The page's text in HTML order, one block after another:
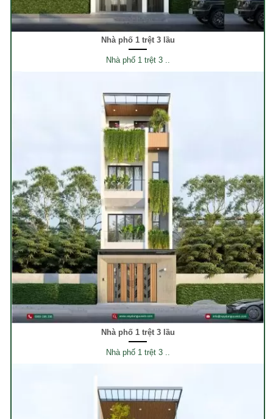
Nhà phố 1 trệt 3 lầu
Nhà phố 1 trệt 3 ..
Nhà phố 1 trệt 3 lầu
Nhà phố 1 trệt 3 ..